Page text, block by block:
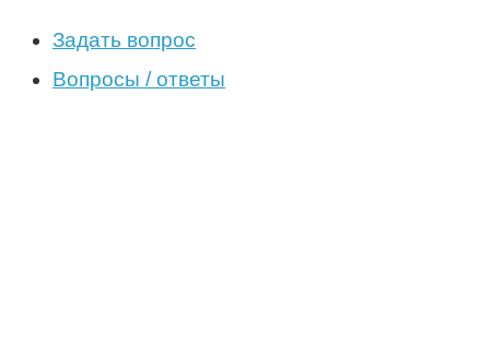
Задать вопрос
Вопросы / ответы